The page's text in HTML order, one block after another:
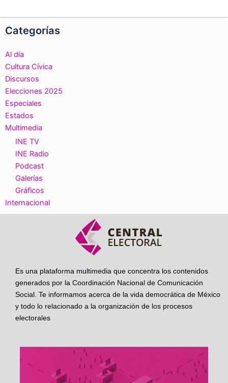
Categorías
Al día
Cultura Cívica
Discursos
Elecciones 2025
Especiales
Estados
Multimedia
INE TV
INE Radio
Podcast
Galerías
Gráficos
Internacional
Es una plataforma multimedia que concentra los contenidos
generados por la Coordinación Nacional de Comunicación
Social. Te informamos acerca de la vida democrática de México
y todo lo relacionado a la organización de los procesos
electorales